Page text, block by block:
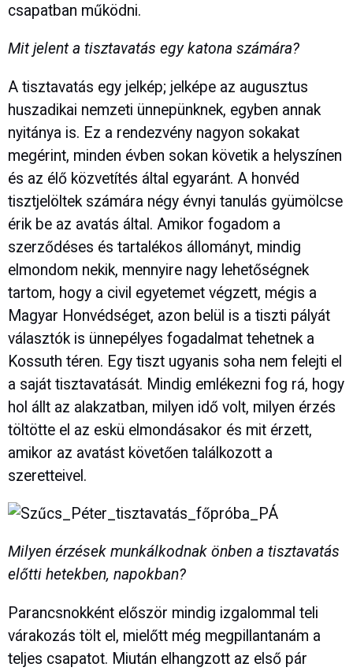
csapatban működni.
Mit jelent a tisztavatás egy katona számára?
A tisztavatás egy jelkép; jelképe az augusztus
huszadikai nemzeti ünnepünknek, egyben annak
nyitánya is. Ez a rendezvény nagyon sokakat
megérint, minden évben sokan követik a helyszínen
és az élő közvetítés által egyaránt. A honvéd
tisztjelöltek számára négy évnyi tanulás gyümölcse
érik be az avatás által. Amikor fogadom a
szerződéses és tartalékos állományt, mindig
elmondom nekik, mennyire nagy lehetőségnek
tartom, hogy a civil egyetemet végzett, mégis a
Magyar Honvédséget, azon belül is a tiszti pályát
választók is ünnepélyes fogadalmat tehetnek a
Kossuth téren. Egy tiszt ugyanis soha nem felejti el
a saját tisztavatását. Mindig emlékezni fog rá, hogy
hol állt az alakzatban, milyen idő volt, milyen érzés
töltötte el az eskü elmondásakor és mit érzett,
amikor az avatást követően találkozott a
szeretteivel.
Milyen érzések munkálkodnak önben a tisztavatás
előtti hetekben, napokban?
Parancsnokként először mindig izgalommal teli
várakozás tölt el, mielőtt még megpillantanám a
teljes csapatot. Miután elhangzott az első pár